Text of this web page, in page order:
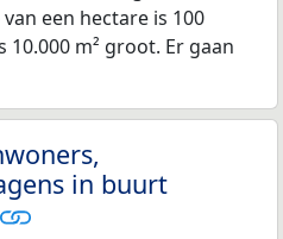
een hectare is 100
10.000 m² groot. Er gaan
in buurt